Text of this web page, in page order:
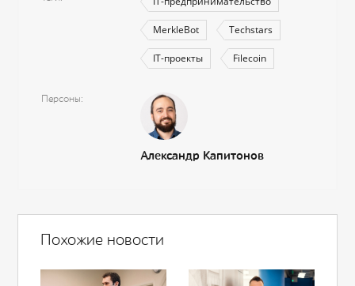
MerkleBot Techstars
IT-проекты Filecoin
Персоны
Александр Капитонов
Похожие новости